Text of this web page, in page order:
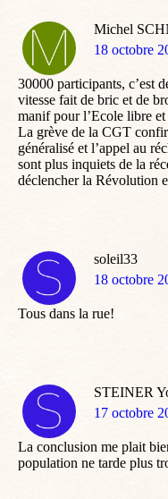
Michel
dit
18 octobre
30000 participants, c’est
vitesse fait de bric et de
manif pour l’Ecole libre
La grève de la CGT
généralisé et l’appel au
sont plus inquiets de la
déclencher la Révolution
soleil33
dit
18 octobre
Tous dans la rue!
STEINER
dit
17 octobre
La conclusion me plait
population ne tarde plus